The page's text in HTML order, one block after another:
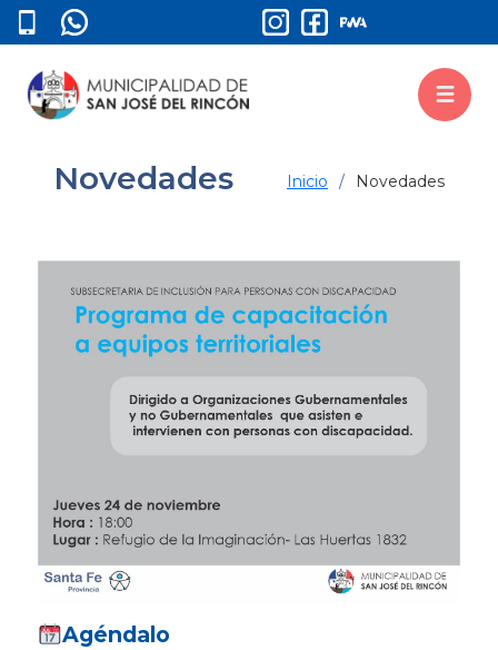
Novedades Inicio Novedades
Agéndalo